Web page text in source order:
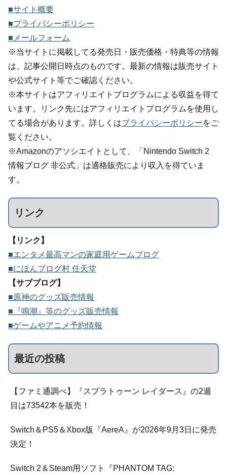
■サイト概要
■プライバシーポリシー
■メールフォーム
※当サイトに掲載してる発売日・販売価格・特典等の情報
は、記事公開日時点のものです。最新の情報は販売サイト
や公式サイト等でご確認ください。
※本サイトはアフィリエイトプログラムによる収益を得て
います。リンク先にはアフィリエイトプログラムを使用し
てる場合があります。詳しくはプライバシーポリシーをご
覧ください。
※Amazonのアソシエイトとして、「Nintendo Switch 2
情報ブログ 非公式」は適格販売により収入を得ていま
す。
リンク
【リンク】
■エンタメ最高マンの家庭用ゲームブログ
■にほんブログ村 任天堂
【サブブログ】
■原神のグッズ販売情報
■『鳴潮』等のグッズ販売情報
■ゲームやアニメ予約情報
最近の投稿
【ファミ通調べ】『スプラトゥーン レイダース』の2週
目は73542本を販売！
Switch＆PS5＆Xbox版『AereA』が2026年9月3日に発売
決定！
Switch 2＆Steam用ソフト『PHANTOM TAG: